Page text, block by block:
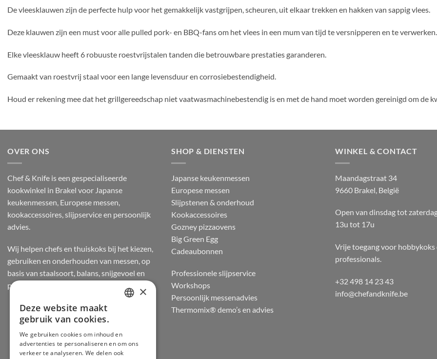
De vleesklauwen zijn de perfecte hulp voor het gemakkelijk vastgrijpen, scheuren, uit elkaar trekken en hakken van sappig vlees.
Deze klauwen zijn een must voor alle pulled pork- en BBQ-fans om het vlees in een mum van tijd te versnipperen en te verwerken.
Elke vleesklauw heeft 6 robuuste roestvrijstalen tanden die betrouwbare prestaties garanderen.
Gemaakt van roestvrij staal voor een lange levensduur en corrosiebestendigheid.
Houd er rekening mee dat het grillgereedschap niet vaatwasmachinebestendig is en met de hand moet worden gereinigd om de
OVER ONS
Chef & Knife is een gespecialiseerde
kookwinkel in Brakel voor Japanse
keukenmessen, Europese messen,
kookaccessoires, slijpservice en persoonlijk
advies.
Wij helpen chefs en thuiskoks bij het kiezen,
gebruiken en onderhouden van messen, op
basis van staalsoort, balans, snijgevoel en
praktijkervaring.
SHOP & DIENSTEN
Japanse keukenmessen
Europese messen
Slijpstenen & onderhoud
Kookaccessoires
Gozney pizzaovens
Big Green Egg
Cadeaubonnen
Professionele slijpservice
Workshops
Persoonlijk messenadvies
Thermomix® demo’s en advies
WINKEL & CONTACT
Maandagstraat 34
9660 Brakel, België
Open van dinsdag tot
13u tot 17u
Vrije toegang voor hobbykoks
professionals.
+32 498 14 23 43
info@chefandknife.be
GERMAN
×
Deze website maakt
gebruik van cookies.
We gebruiken cookies om inhoud en
advertenties te personaliseren en om ons
verkeer te analyseren. We delen ook